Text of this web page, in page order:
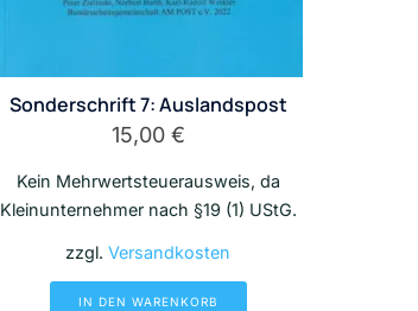
Sonderschrift 7: Auslandspost
15,00 €
Kein Mehrwertsteuerausweis, da
Kleinunternehmer nach §19 (1) UStG.
zzgl.Versandkosten
IN DEN WARENKORB